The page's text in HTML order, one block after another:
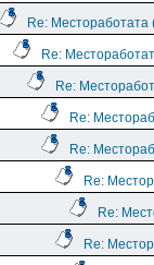
Re:
Re:
Re:
Re:
Re:
Re:
Re:
Re: